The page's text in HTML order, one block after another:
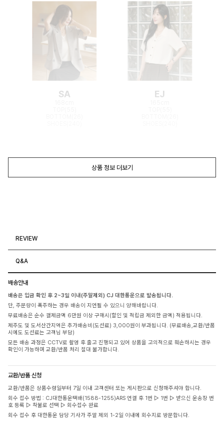
SA EJ
상품 정보 더보기
REVIEW
Q&A
배송안내
배송은 입금 확인 후 2~3일 이내(주말제외) CJ 대한통운으로 발송됩니다.
단, 주문량이 폭주하는 경우 배송이 지연될 수 있으니 양해바랍니다.
무료배송은 순수 결제금액 6만원 이상 구매시(할인 및 적립금 제외한 금액) 적용됩니다.
제주도 및 도서산간지역은 추가배송비(도선료) 3,000원이 부과됩니다. (무료배송,교환/반품
시에도 도선료는 고객님 부담)
모든 배송 과정은 CCTV로 촬영 후 출고 진행되고 있어 상품을 고의적으로 훼손하시는 경우
확인이 가능하며 교환/반품 처리 절대 불가합니다.
교환/반품 신청
교환/반품은 상품수령일부터 7일 이내 고객센터 또는 게시판으로 신청해주셔야 합니다.
회수 접수 방법 : CJ대한통운택배(1588-1255)ARS 연결 후 1번 ▷ 1번 ▷ 받으신 운송장 번
호 등록 ▷ 착불로 선택 ▷ 회수접수 완료
회수 접수 후 대한통운 담당 기사가 주말 제외 1-2일 이내에 회수지로 방문합니다.